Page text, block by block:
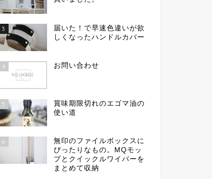
3
届いた！で早速色違いが欲
しくなったハンドルカバー
4 お問い合わせ
5
賞味期限切れのエゴマ油の
使い道
6
無印のファイルボックスに
ぴったりなもの。MQモッ
プとクイックルワイパーを
まとめて収納